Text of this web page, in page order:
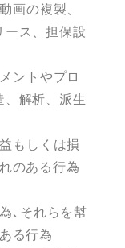
画の複製、
ース、担保設
ントやプロ
、解析、派生
もしくは損
のある行為
､それらを幇
る行為